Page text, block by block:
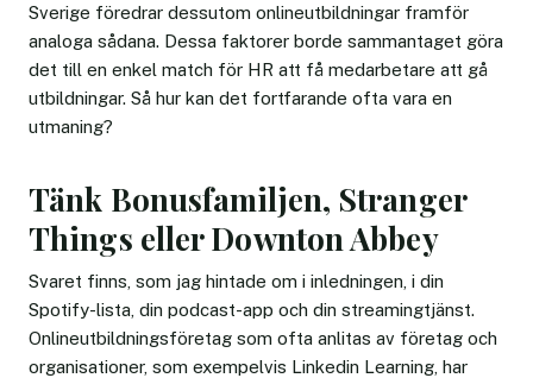
Sverige föredrar dessutom onlineutbildningar framför
analoga sådana. Dessa faktorer borde sammantaget göra
det till en enkel match för HR att få medarbetare att gå
utbildningar. Så hur kan det fortfarande ofta vara en
utmaning?
Tänk Bonusfamiljen, Stranger
Things eller Downton Abbey
Svaret finns, som jag hintade om i inledningen, i din
Spotify-lista, din podcast-app och din streamingtjänst.
Onlineutbildningsföretag som ofta anlitas av företag och
organisationer, som exempelvis Linkedin Learning, har